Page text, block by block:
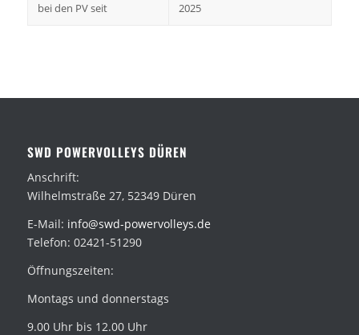
bei den PV seit 2025
SWD POWERVOLLEYS DÜREN
Anschrift:
Wilhelmstraße 27, 52349 Düren
E-Mail: info@swd-powervolleys.de
Telefon: 02421-51290
Öffnungszeiten:
Montags und donnerstags
9.00 Uhr bis 12.00 Uhr